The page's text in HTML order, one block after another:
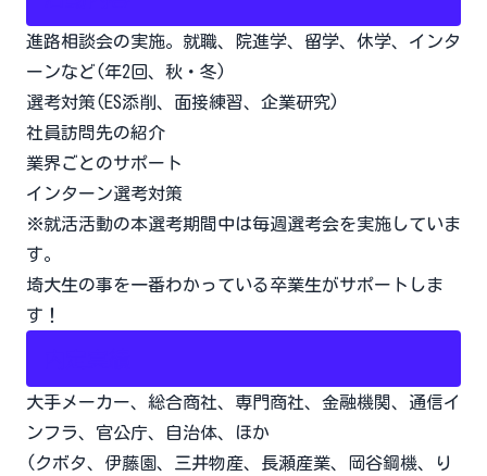
進路相談会の実施。就職、院進学、留学、休学、インタ
ーンなど(年2回、秋・冬)
選考対策(ES添削、面接練習、企業研究)
社員訪問先の紹介
業界ごとのサポート
インターン選考対策
※就活活動の本選考期間中は毎週選考会を実施していま
す。
埼大生の事を一番わかっている卒業生がサポートしま
す！
大手メーカー、総合商社、専門商社、金融機関、通信イ
ンフラ、官公庁、自治体、ほか
(クボタ、伊藤園、三井物産、長瀬産業、岡谷鋼機、り